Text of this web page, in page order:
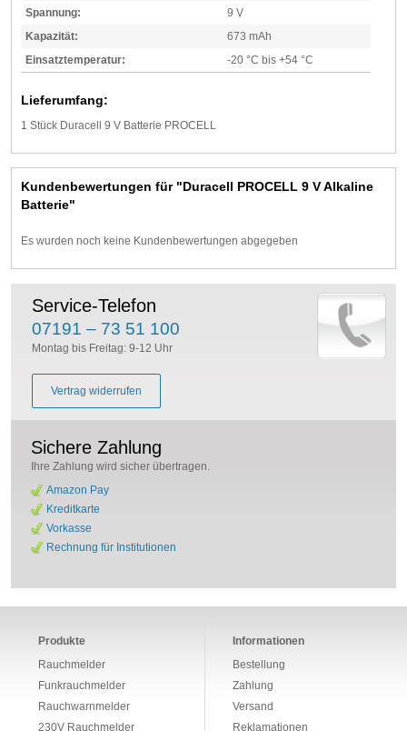
Spannung:
9 V
Kapazität:
673 mAh
Einsatztemperatur:
-20 °C bis +54 °C
Lieferumfang:
1 Stück Duracell 9 V Batterie PROCELL
Kundenbewertungen für "Duracell PROCELL 9 V Alkaline
Batterie"
Es wurden noch keine Kundenbewertungen abgegeben
Service-Telefon
07191 – 73 51 100
Montag bis Freitag: 9-12 Uhr
Vertrag widerrufen
Sichere Zahlung
Ihre Zahlung wird sicher übertragen.
Amazon Pay
Kreditkarte
Vorkasse
Rechnung für Institutionen
Produkte
Rauchmelder
Funkrauchmelder
Rauchwarnmelder
230V Rauchmelder
Informationen
Bestellung
Zahlung
Versand
Reklamationen